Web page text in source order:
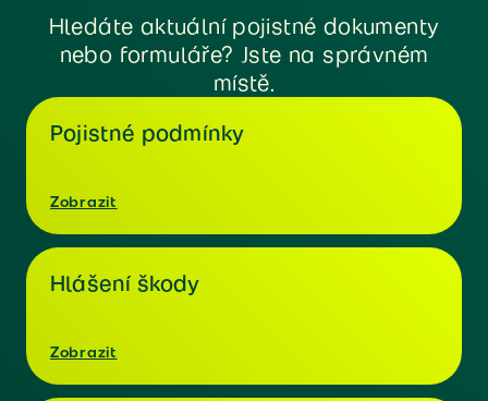
Hledáte aktuální pojistné dokumenty
nebo formuláře? Jste na správném
místě.
Pojistné podmínky
Zobrazit
Hlášení škody
Zobrazit